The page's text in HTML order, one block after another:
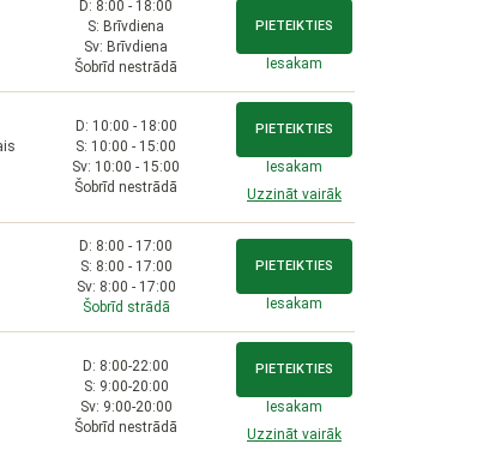
D: 8:00 - 18:00
S: Brīvdiena
Sv: Brīvdiena
Šobrīd nestrādā
PIETEIKTIES
Iesakam
D: 10:00 - 18:00
S: 10:00 - 15:00
Sv: 10:00 - 15:00
Šobrīd nestrādā
PIETEIKTIES
Iesakam
Uzzināt vairāk
D: 8:00 - 17:00
S: 8:00 - 17:00
Sv: 8:00 - 17:00
Šobrīd strādā
PIETEIKTIES
Iesakam
D: 8:00-22:00
S: 9:00-20:00
Sv: 9:00-20:00
Šobrīd nestrādā
PIETEIKTIES
Iesakam
Uzzināt vairāk